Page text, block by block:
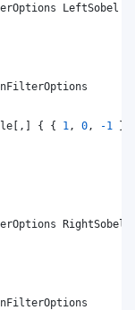
LeftSobel
[ , ] { { 1 , 0 , -1 }
RightSobel